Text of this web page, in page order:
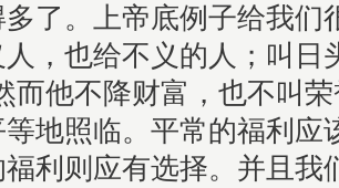
了。上帝底例子给我们
，也给不义的人；叫日
而他不降财富，也不叫
地照临。平常的福利应
利则应有选择。并且我